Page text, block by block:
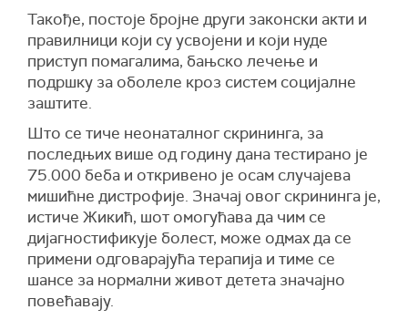
Такође, постоје бројне други законски акти и
правилници који су усвојени и који нуде
приступ помагалима, бањско лечење и
подршку за оболеле кроз систем социјалне
заштите.
Што се тиче неонаталног скрининга, за
последњих више од годину дана тестирано је
75.000 беба и откривено је осам случајева
мишићне дистрофије. Значај овог скрининга је,
истиче Жикић, шот омогућава да чим се
дијагностификује болест, може одмах да се
примени одговарајућа терапија и тиме се
шансе за нормални живот детета значајно
повећавају.